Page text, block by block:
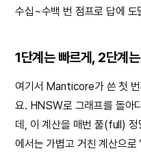
수십~수백 번 점프로 답에 도
1단계는 빠르게, 2단계
여기서 Manticore가 쓴 첫 번
요. HNSW로 그래프를 돌아
데, 이 계산을 매번 풀(full) 정
에서는 가볍고 거친 계산으로